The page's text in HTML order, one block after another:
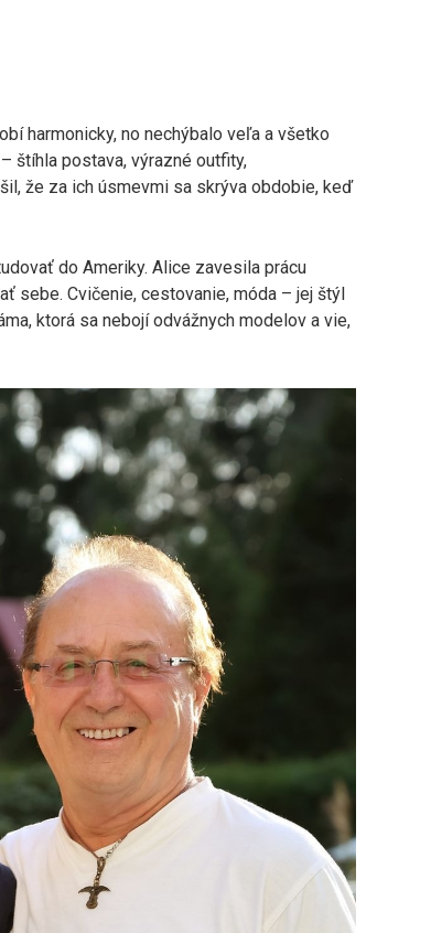
harmonicky, no nechýbalo veľa a všetko
štíhla postava, výrazné outfity,
že za ich úsmevmi sa skrýva obdobie, keď
do Ameriky. Alice zavesila prácu
sebe. Cvičenie, cestovanie, móda – jej štýl
ktorá sa nebojí odvážnych modelov a vie,